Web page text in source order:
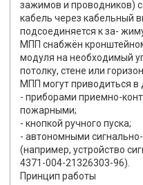
зажимов и проводников)
кабель через кабельный
подсоединяется к за-
МПП снабжён
модуля на необходимый
потолку, стене или
МПП могут приводиться в
- приборами приемно-
пожарными;
- кнопкой ручного пуска;
- автономными
(например, устройство
4371-004-21326303-96).
Принцип работы